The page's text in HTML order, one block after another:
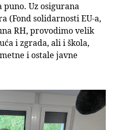
puno. Uz osigurana
(Fond solidarnosti EU-a,
RH, provodimo velik
i zgrada, ali i škola,
i ostale javne